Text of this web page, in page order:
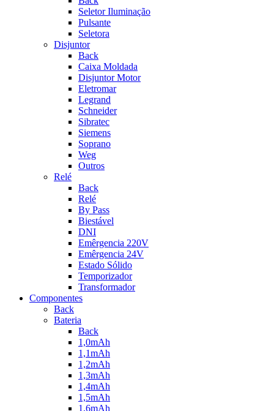
Seletor Iluminação
Pulsante
Seletora
Disjuntor
Back
Caixa Moldada
Disjuntor Motor
Eletromar
Legrand
Schneider
Sibratec
Siemens
Soprano
Weg
Outros
Relé
Back
Relé
By Pass
Biestável
DNI
Emêrgencia 220V
Emêrgencia 24V
Estado Sólido
Temporizador
Transformador
Componentes
Back
Bateria
Back
1,0mAh
1,1mAh
1,2mAh
1,3mAh
1,4mAh
1,5mAh
1,6mAh